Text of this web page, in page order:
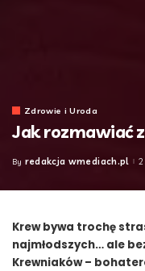
Zdrowie i Uroda
Jak rozmawiać
Posted
By redakcja wmediach.pl
Krew bywa trochę
najmłodszych… ale
Krewniaków –